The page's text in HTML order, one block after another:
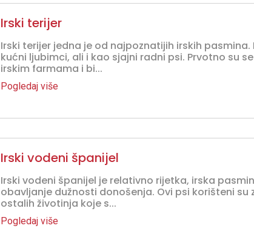
Irski terijer
Irski terijer jedna je od najpoznatijih irskih
kućni ljubimci, ali i kao sjajni radni psi. Prvotno su
irskim farmama i bi...
Pogledaj više
Irski vodeni španijel
Irski vodeni španijel je relativno rijetka, irska
obavljanje dužnosti donošenja. Ovi psi korišteni su
ostalih životinja koje s...
Pogledaj više